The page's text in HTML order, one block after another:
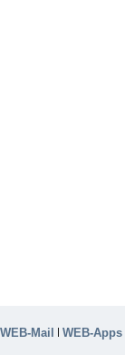
WEB-Mail | WEB-Apps